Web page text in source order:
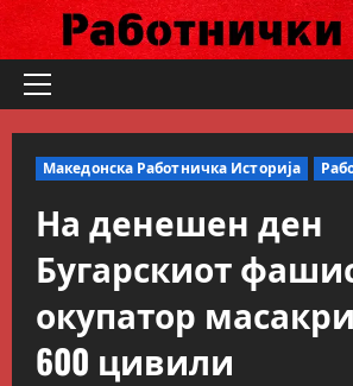
Skip
content
Primary
Македонска Работничка Историја
На денешен ден
Бугарскиот
окупатор
600 цивили